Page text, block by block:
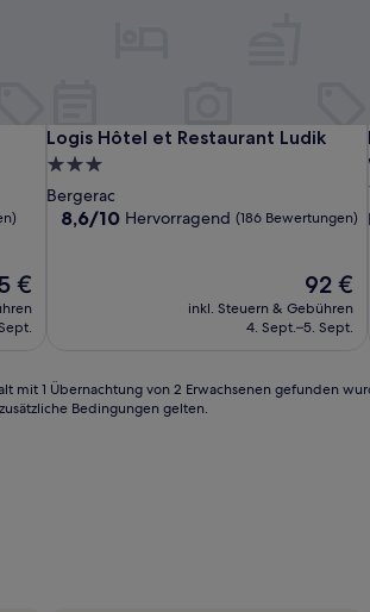
€
Logis Hôtel et Restaurant Ludik
Logis Hôtel et Restaurant Ludik
3.0-
Sterne-
Unterkunft
Bergerac
8.6
8,6/10 Hervorragend (186 Bewertungen)
Der
Preis
beträgt
92 €
inkl. Steuern & Gebühren
4. Sept.–5. Sept.
1 Übernachtung von 2 Erwachsenen gefunden
zusätzliche Bedingungen gelten.